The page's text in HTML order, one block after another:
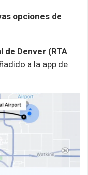
opciones de
de Denver (RTA
a la app de